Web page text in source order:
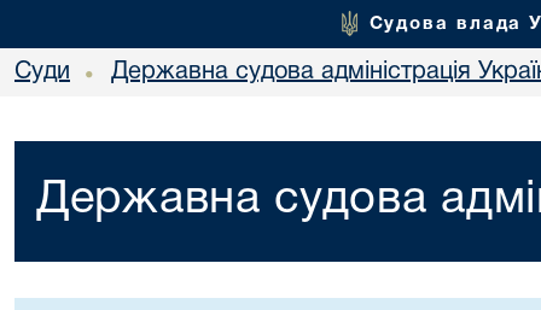
Судова влада
Суди • Державна судова адміністрація
Державна судова